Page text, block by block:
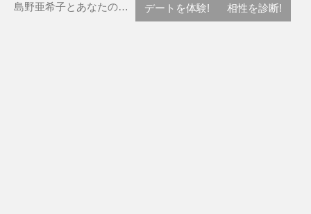
島野亜希子とあなたの… デートを体験! 相性を診断!